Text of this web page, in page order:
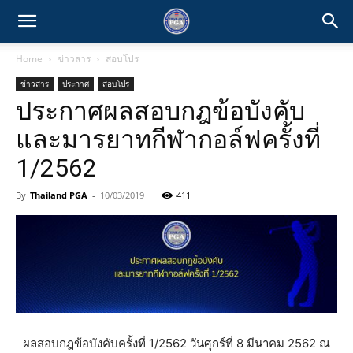
Home ข่าวสาร สอบโปร
ข่าวสาร ประกาศ สอบโปร
ประกาศผลสอบกฎข้อบังคับ
และมารยาทกีฬากอล์ฟครั้งที่
1/2562
By Thailand PGA - 10/03/2019 411
ผลสอบกฎข้อบังคับครั้งที่ 1/2562 วันศุกร์ที่ 8 มีนาคม 2562 ณ